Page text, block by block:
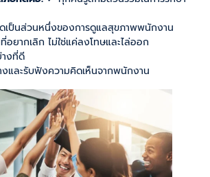
เป็นส่วนหนึ่งของการดูแลสุขภาพพนักงาน
ยากเลิก ไม่ใช่แค่ลงโทษและไล่ออก
งที่ดี
และรับฟังความคิดเห็นจากพนักงาน